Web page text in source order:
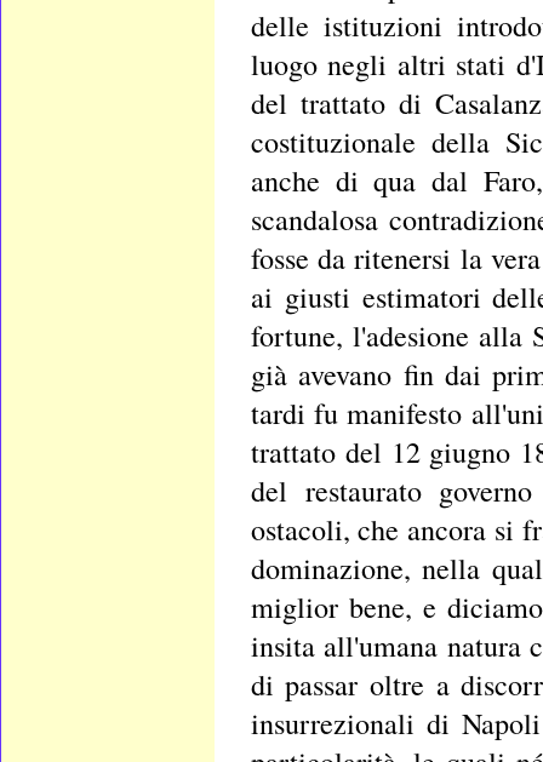
delle istituzioni
luogo negli altri stati
del trattato di
costituzionale della
anche di qua dal
scandalosa
fosse da ritenersi la
ai giusti estimatori
fortune, l'adesione alla
già avevano fin dai
tardi fu manifesto
trattato del 12 giugno
del restaurato
ostacoli, che ancora si
dominazione, nella
miglior bene, e
insita all'umana natura
di passar oltre a
insurrezionali di